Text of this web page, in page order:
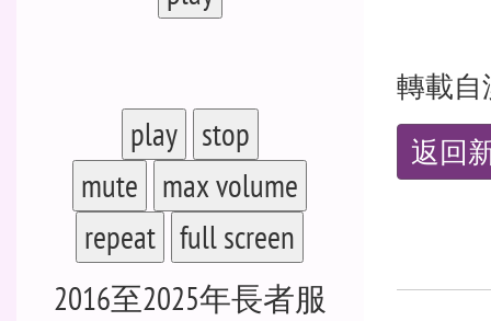
play
stop
mute
max volume
repeat
full screen
2016至2025年長者服
轉載自
返回